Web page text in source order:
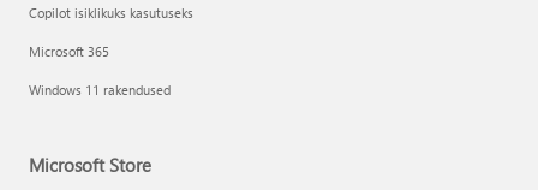
Copilot isiklikuks kasutuseks
Microsoft 365
Windows 11 rakendused
Microsoft Store